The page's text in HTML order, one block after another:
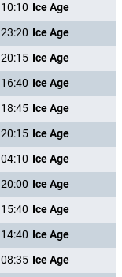
10:10 Ice Age
23:20 Ice Age
20:15 Ice Age
16:40 Ice Age
18:45 Ice Age
20:15 Ice Age
04:10 Ice Age
20:00 Ice Age
15:40 Ice Age
14:40 Ice Age
08:35 Ice Age